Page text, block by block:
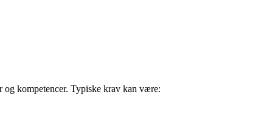
og kompetencer. Typiske krav kan være: